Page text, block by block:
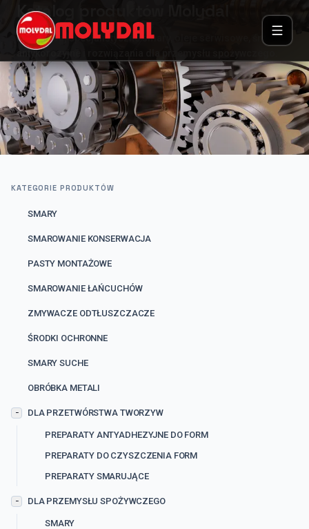
Katalog produktów Molydal
Przeglądaj specjalistyczne smary, oleje serwisowe, środki
antykorozyjne i rozwiązania dla przemysłu spożywczego.
KATEGORIE PRODUKTÓW
SMARY
SMAROWANIE KONSERWACJA
PASTY MONTAŻOWE
SMAROWANIE ŁAŃCUCHÓW
ZMYWACZE ODTŁUSZCZACZE
ŚRODKI OCHRONNE
SMARY SUCHE
OBRÓBKA METALI
− DLA PRZETWÓRSTWA TWORZYW
PREPARATY ANTYADHEZYJNE DO FORM
PREPARATY DO CZYSZCZENIA FORM
PREPARATY SMARUJĄCE
− DLA PRZEMYSŁU SPOŻYWCZEGO
SMARY